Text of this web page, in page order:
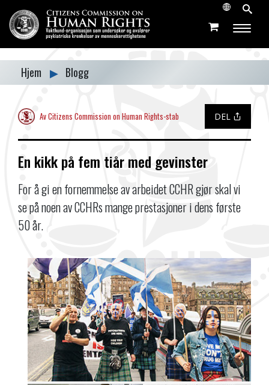
Hjem ▶ Blogg
Av Citizens Commission on Human Rights-stab DEL
En kikk på fem tiår med gevinster
For å gi en fornemmelse av arbeidet CCHR gjør skal vi
se på noen av CCHRs mange prestasjoner i dens første
50 år.